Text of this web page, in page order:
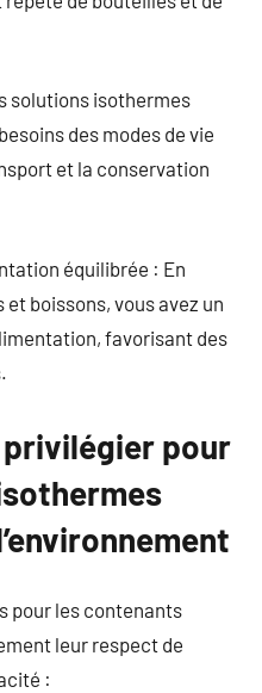
solutions isothermes
des modes de vie
et la conservation
équilibrée : En
boissons, vous avez un
favorisant des
pour
pour les contenants
leur respect de
: